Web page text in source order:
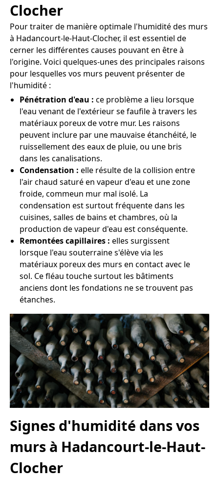
Clocher
Pour traiter de manière optimale l'humidité des murs
à Hadancourt-le-Haut-Clocher, il est essentiel de
cerner les différentes causes pouvant en être à
l'origine. Voici quelques-unes des principales raisons
pour lesquelles vos murs peuvent présenter de
l'humidité :
Pénétration d'eau : ce problème a lieu lorsque
l'eau venant de l'extérieur se faufile à travers les
matériaux poreux de votre mur. Les raisons
peuvent inclure par une mauvaise étanchéité, le
ruissellement des eaux de pluie, ou une bris
dans les canalisations.
Condensation : elle résulte de la collision entre
l'air chaud saturé en vapeur d'eau et une zone
froide, commeun mur mal isolé. La
condensation est surtout fréquente dans les
cuisines, salles de bains et chambres, où la
production de vapeur d'eau est conséquente.
Remontées capillaires : elles surgissent
lorsque l'eau souterraine s'élève via les
matériaux poreux des murs en contact avec le
sol. Ce fléau touche surtout les bâtiments
anciens dont les fondations ne se trouvent pas
étanches.
Signes d'humidité dans vos
murs à Hadancourt-le-Haut-
Clocher